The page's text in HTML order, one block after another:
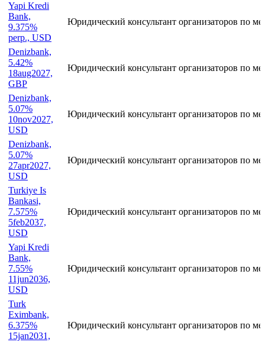
Yapi Kredi
Bank,
9.375%
perp., USD
Юридический консультант организаторов по
Denizbank,
5.42%
18aug2027,
GBP
Юридический консультант организаторов по
Denizbank,
5.07%
10nov2027,
USD
Юридический консультант организаторов по
Denizbank,
5.07%
27apr2027,
USD
Юридический консультант организаторов по
Turkiye Is
Bankasi,
7.575%
5feb2037,
USD
Юридический консультант организаторов по
Yapi Kredi
Bank,
7.55%
11jun2036,
USD
Юридический консультант организаторов по
Turk
Eximbank,
6.375%
15jan2031,
Юридический консультант организаторов по